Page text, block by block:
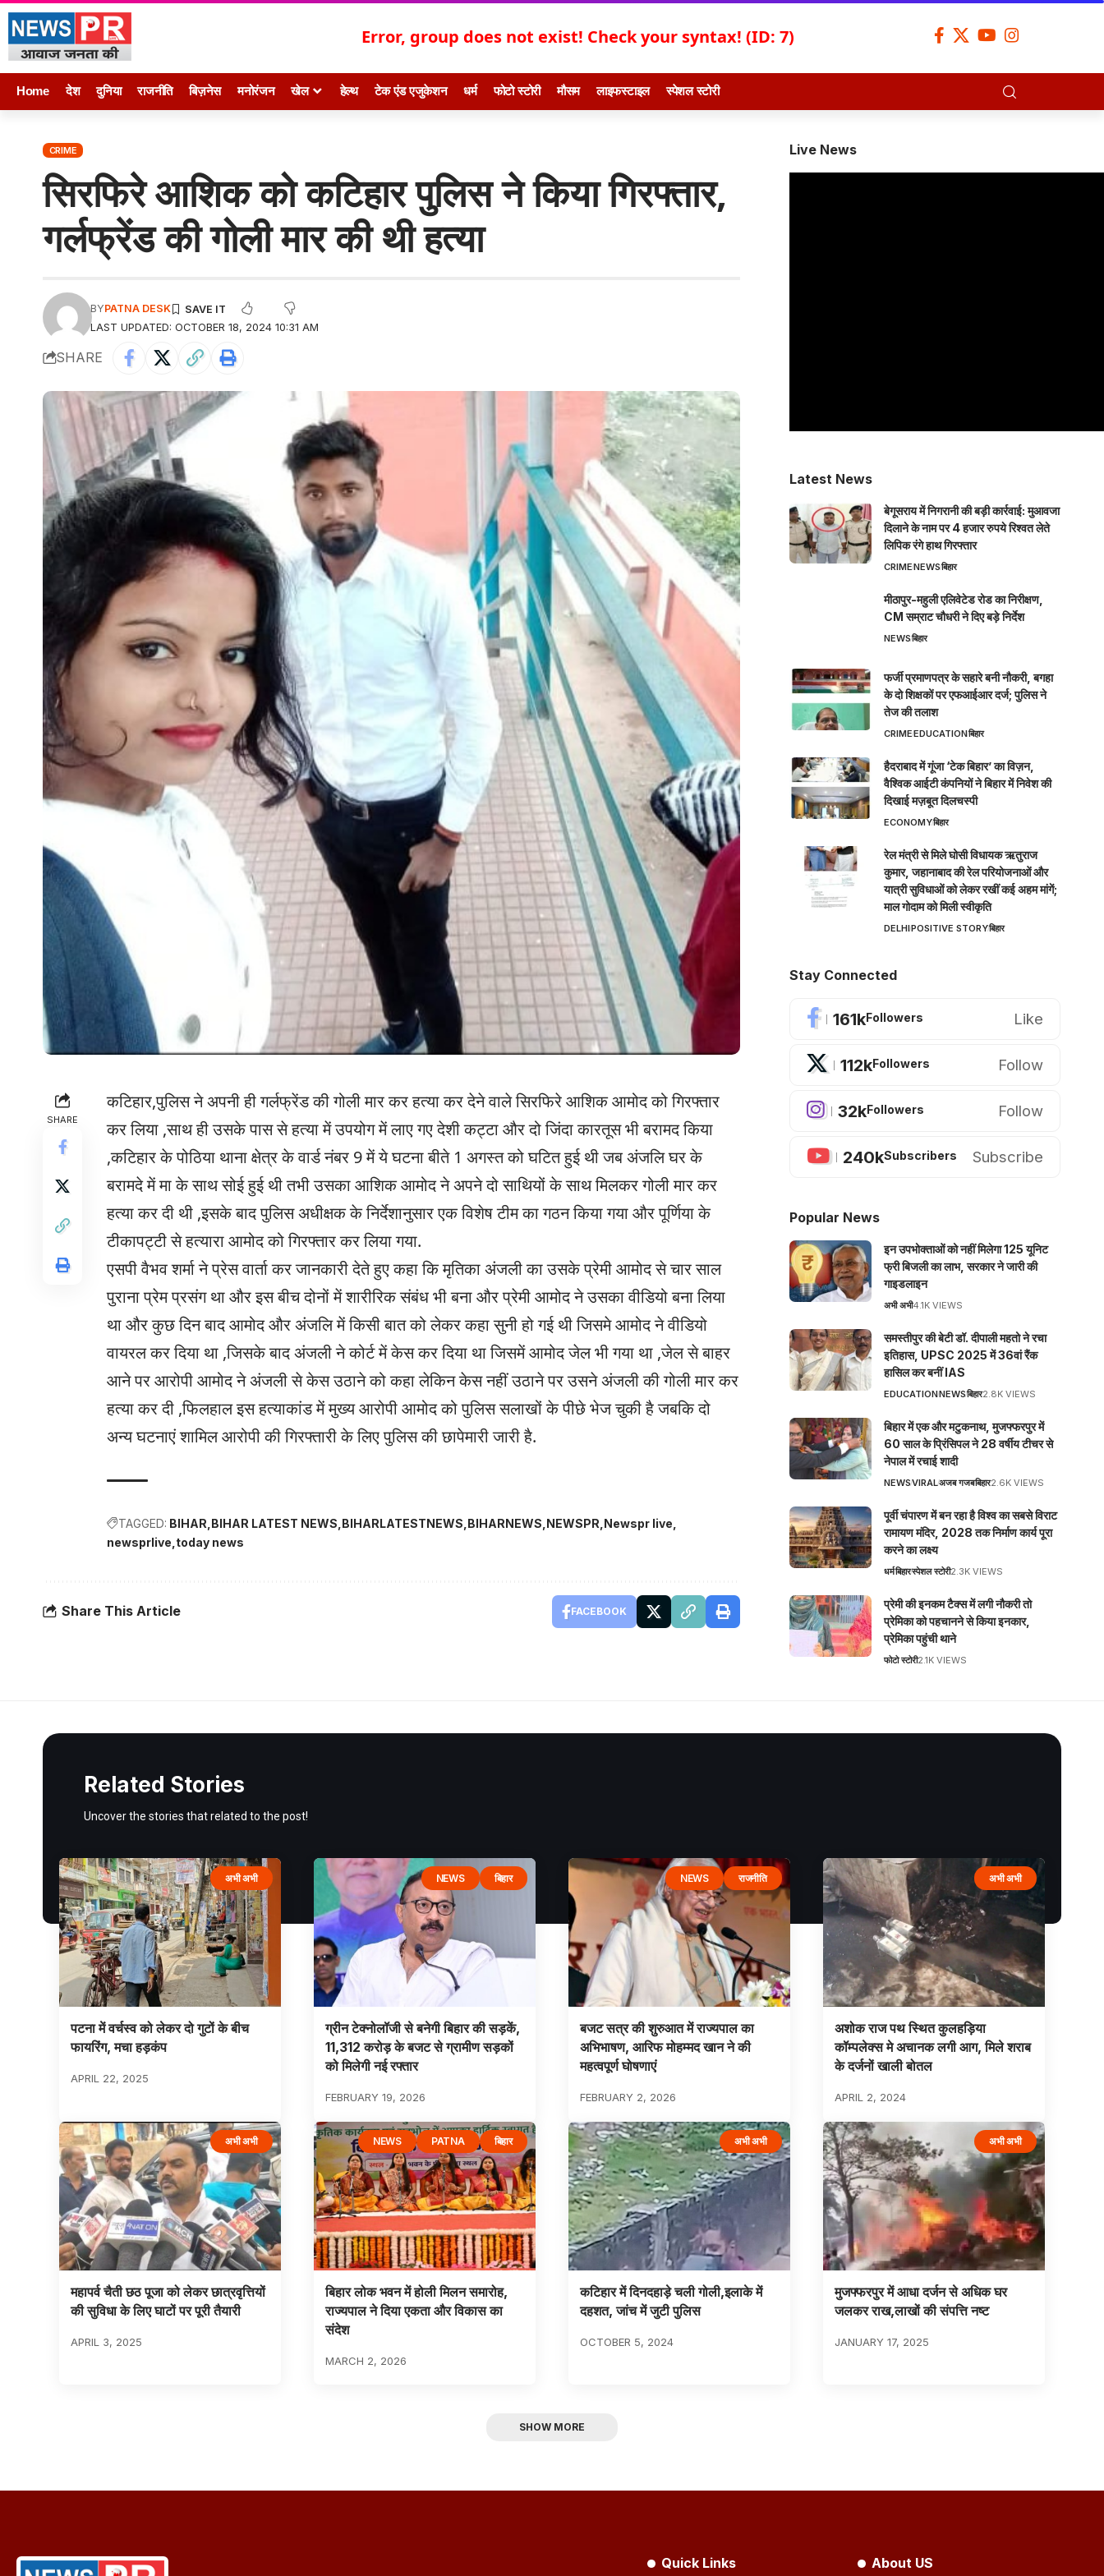
Error, group does not exist! Check your syntax! (ID: 7)
Home देश दुनिया राजनीति बिज़नेस मनोरंजन खेल हेल्थ टेक एंड एजुकेशन धर्म फोटो स्टोरी मौसम लाइफस्टाइल स्पेशल स्टोरी
CRIME
सिरफिरे आशिक को कटिहार पुलिस ने किया गिरफ्तार,
गर्लफ्रेंड की गोली मार की थी हत्या
LAST UPDATED: OCTOBER 18, 2024 10:31 AM
BYPATNA DESK
SHARE
SHARE
कटिहार,पुलिस ने अपनी ही गर्लफ्रेंड की गोली मार कर हत्या कर देने वाले सिरफिरे आशिक आमोद को गिरफ्तार
कर लिया ,साथ ही उसके पास से हत्या में उपयोग में लाए गए देशी कट्टा और दो जिंदा कारतूस भी बरामद किया
,कटिहार के पोठिया थाना क्षेत्र के वार्ड नंबर 9 में ये घटना बीते 1 अगस्त को घटित हुई थी जब अंजलि घर के
बरामदे में मा के साथ सोई हुई थी तभी उसका आशिक आमोद ने अपने दो साथियों के साथ मिलकर गोली मार कर
हत्या कर दी थी ,इसके बाद पुलिस अधीक्षक के निर्देशानुसार एक विशेष टीम का गठन किया गया और पूर्णिया के
टीकापट्टी से हत्यारा आमोद को गिरफ्तार कर लिया गया.
एसपी वैभव शर्मा ने प्रेस वार्ता कर जानकारी देते हुए कहा कि मृतिका अंजली का उसके प्रेमी आमोद से चार साल
पुराना प्रेम प्रसंग था और इस बीच दोनों में शारीरिक संबंध भी बना और प्रेमी आमोद ने उसका वीडियो बना लिया
था और कुछ दिन बाद आमोद और अंजलि में किसी बात को लेकर कहा सुनी हो गई थी जिसमे आमोद ने वीडियो
वायरल कर दिया था ,जिसके बाद अंजली ने कोर्ट में केस कर दिया था जिसमें आमोद जेल भी गया था ,जेल से बाहर
आने पर आरोपी आमोद ने अंजली से केस उठाने को कहा लेकिन केस नहीं उठाने पर उसने अंजली की गोली मार कर
हत्या कर दी ,फिलहाल इस हत्याकांड में मुख्य आरोपी आमोद को पुलिस सलाखों के पीछे भेज चुकी है जबकि दो
अन्य घटनाएं शामिल आरोपी की गिरफ्तारी के लिए पुलिस की छापेमारी जारी है.
TAGGED: BIHAR BIHAR LATEST NEWS BIHARLATESTNEWS BIHARNEWS NEWSPR Newspr live
newsprlive today news
Share This Article FACEBOOK
Live News
Latest News
बेगूसराय में निगरानी की बड़ी कार्रवाई: मुआवजा
दिलाने के नाम पर 4 हजार रुपये रिश्वत लेते
लिपिक रंगे हाथ गिरफ्तार
CRIMENEWSबिहार
मीठापुर-महुली एलिवेटेड रोड का निरीक्षण,
CM सम्राट चौधरी ने दिए बड़े निर्देश
NEWSबिहार
फर्जी प्रमाणपत्र के सहारे बनी नौकरी, बगहा
के दो शिक्षकों पर एफआईआर दर्ज; पुलिस ने
तेज की तलाश
CRIMEEDUCATIONबिहार
हैदराबाद में गूंजा ‘टेक बिहार’ का विज़न,
वैश्विक आईटी कंपनियों ने बिहार में निवेश की
दिखाई मज़बूत दिलचस्पी
ECONOMYबिहार
रेल मंत्री से मिले घोसी विधायक ऋतुराज
कुमार, जहानाबाद की रेल परियोजनाओं और
यात्री सुविधाओं को लेकर रखीं कई अहम मांगें;
माल गोदाम को मिली स्वीकृति
DELHIPOSITIVE STORYबिहार
Stay Connected
161kFollowers Like
112kFollowers Follow
32kFollowers Follow
240kSubscribers Subscribe
Popular News
इन उपभोक्ताओं को नहीं मिलेगा 125 यूनिट
फ्री बिजली का लाभ, सरकार ने जारी की
गाइडलाइन
अभी अभी4.1K VIEWS
समस्तीपुर की बेटी डॉ. दीपाली महतो ने रचा
इतिहास, UPSC 2025 में 36वां रैंक
हासिल कर बनीं IAS
EDUCATIONNEWSबिहार2.8K VIEWS
बिहार में एक और मटुकनाथ, मुजफ्फरपुर में
60 साल के प्रिंसिपल ने 28 वर्षीय टीचर से
नेपाल में रचाई शादी
NEWSVIRALअजब गजबबिहार2.6K VIEWS
पूर्वी चंपारण में बन रहा है विश्व का सबसे विराट
रामायण मंदिर, 2028 तक निर्माण कार्य पूरा
करने का लक्ष्य
धर्मबिहारस्पेशल स्टोरी2.3K VIEWS
प्रेमी की इनकम टैक्स में लगी नौकरी तो
प्रेमिका को पहचानने से किया इनकार,
प्रेमिका पहुंची थाने
फोटो स्टोरी2.1K VIEWS
Related Stories
Uncover the stories that related to the post!
अभी अभी
पटना में वर्चस्व को लेकर दो गुटों के बीच
फायरिंग, मचा हड़कंप
APRIL 22, 2025
NEWS बिहार
ग्रीन टेक्नोलॉजी से बनेगी बिहार की सड़कें,
11,312 करोड़ के बजट से ग्रामीण सड़कों
को मिलेगी नई रफ्तार
FEBRUARY 19, 2026
NEWS राजनीति
बजट सत्र की शुरुआत में राज्यपाल का
अभिभाषण, आरिफ मोहम्मद खान ने की
महत्वपूर्ण घोषणाएं
FEBRUARY 2, 2026
अभी अभी
अशोक राज पथ स्थित कुलहड़िया
कॉम्पलेक्स मे अचानक लगी आग, मिले शराब
के दर्जनों खाली बोतल
APRIL 2, 2024
अभी अभी
महापर्व चैती छठ पूजा को लेकर छात्रवृत्तियों
की सुविधा के लिए घाटों पर पूरी तैयारी
APRIL 3, 2025
NEWS PATNA बिहार
बिहार लोक भवन में होली मिलन समारोह,
राज्यपाल ने दिया एकता और विकास का
संदेश
MARCH 2, 2026
अभी अभी
कटिहार में दिनदहाड़े चली गोली,इलाके में
दहशत, जांच में जुटी पुलिस
OCTOBER 5, 2024
अभी अभी
मुजफ्फरपुर में आधा दर्जन से अधिक घर
जलकर राख,लाखों की संपत्ति नष्ट
JANUARY 17, 2025
SHOW MORE
Quick Links About US